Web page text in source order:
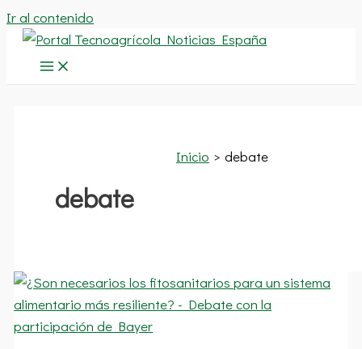
Ir al contenido
Inicio debate
debate